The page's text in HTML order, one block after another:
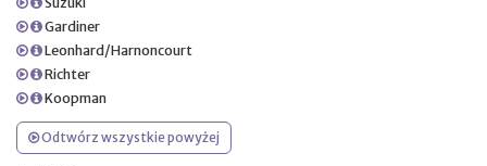
Gardiner
Leonhard/Harnoncourt
Richter
Koopman
Odtwórz wszystkie powyżej